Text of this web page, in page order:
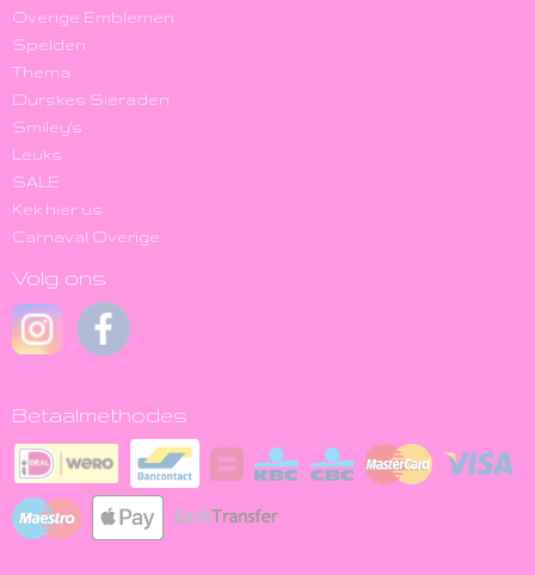
Overige Emblemen
Spelden
Thema
Durskes Sieraden
Smiley's
Leuks
SALE
Kek hier us
Carnaval Overige
Volg ons
Betaalmethodes